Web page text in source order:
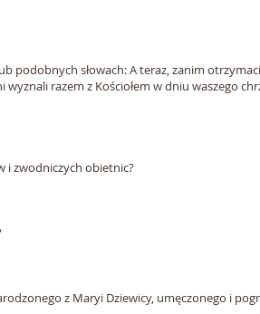
podobnych słowach: A teraz, zanim
razem z Kościołem w dniu waszego
i zwodniczych obietnic?
z Maryi Dziewicy, umęczonego i